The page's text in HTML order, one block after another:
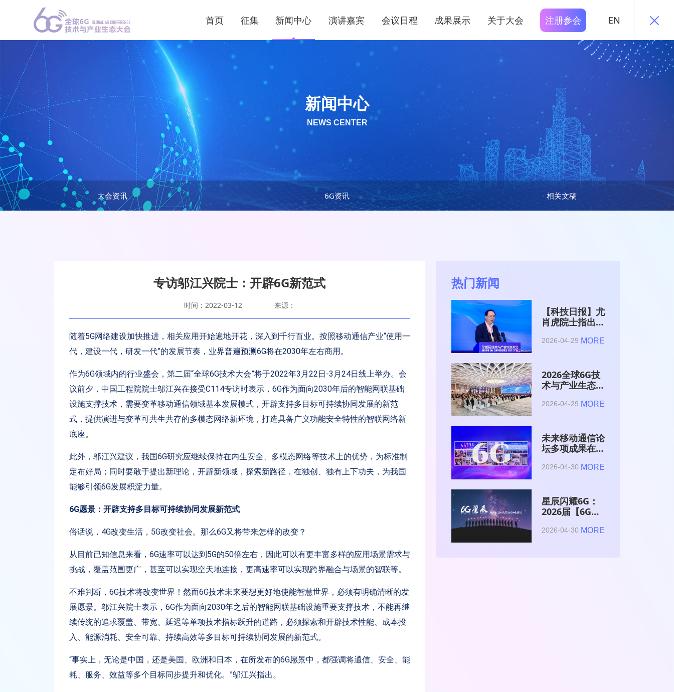
首页 征集 新闻中心 演讲嘉宾 会议日程 成果展示 关于大会 注册参会 EN
大会资讯 6G资讯 相关文稿
新闻中心
NEWS CENTER
专访邬江兴院士：开辟6G新范式
时间：2022-03-12 来源：
随着5G网络建设加快推进，相关应用开始遍地开花，深入到千行百业。按照移动通信产业“使用一
代，建设一代，研发一代”的发展节奏，业界普遍预测6G将在2030年左右商用。
作为6G领域内的行业盛会，第二届“全球6G技术大会”将于2022年3月22日-3月24日线上举办。会
议前夕，中国工程院院士邬江兴在接受C114专访时表示，6G作为面向2030年后的智能网联基础
设施支撑技术，需要变革移动通信领域基本发展模式，开辟支持多目标可持续协同发展的新范
式，提供演进与变革可共生共存的多模态网络新环境，打造具备广义功能安全特性的智联网络新
底座。
此外，邬江兴建议，我国6G研究应继续保持在内生安全、多模态网络等技术上的优势，为标准制
定布好局；同时要敢于提出新理论，开辟新领域，探索新路径，在独创、独有上下功夫，为我国
能够引领6G发展积淀力量。
6G愿景：开辟支持多目标可持续协同发展新范式
俗话说，4G改变生活，5G改变社会。那么6G又将带来怎样的改变？
从目前已知信息来看，6G速率可以达到5G的50倍左右，因此可以有更丰富多样的应用场景需求与
挑战，覆盖范围更广，甚至可以实现空天地连接，更高速率可以实现跨界融合与场景的智联等。
不难判断，6G技术将改变世界！然而6G技术未来要想更好地使能智慧世界，必须有明确清晰的发
展愿景。邬江兴院士表示，6G作为面向2030年之后的智能网联基础设施重要支撑技术，不能再继
续传统的追求覆盖、带宽、延迟等单项技术指标跃升的道路，必须探索和开辟技术性能、成本投
入、能源消耗、安全可靠、持续高效等多目标可持续协同发展的新范式。
“事实上，无论是中国，还是美国、欧洲和日本，在所发布的6G愿景中，都强调将通信、安全、能
耗、服务、效益等多个目标同步提升和优化。”邬江兴指出。
热门新闻
【科技日报】尤
肖虎院士指出
是赋能AI的发
2026-04-29 MORE
2026全球6G技
术与产业生态大
2026-04-29 MORE
未来移动通信论
坛多项成果在
术与产业生态大
2026-04-30 MORE
星辰闪耀6G：
2026届【6G星
与博士获颁证书
2026-04-30 MORE